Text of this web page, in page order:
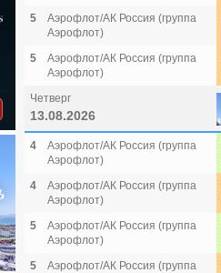
5
Аэрофлот/АК Россия (группа
Аэрофлот)
5
Аэрофлот/АК Россия (группа
Аэрофлот)
Четверг
13.08.2026
4
Аэрофлот/АК Россия (группа
Аэрофлот)
4
Аэрофлот/АК Россия (группа
Аэрофлот)
5
Аэрофлот/АК Россия (группа
Аэрофлот)
5
Аэрофлот/АК Россия (группа